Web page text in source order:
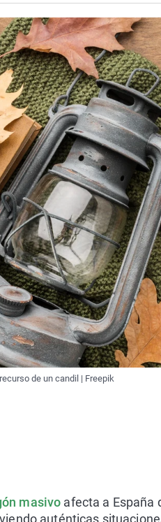
de un candil | Freepik
masivo afecta a España
auténticas